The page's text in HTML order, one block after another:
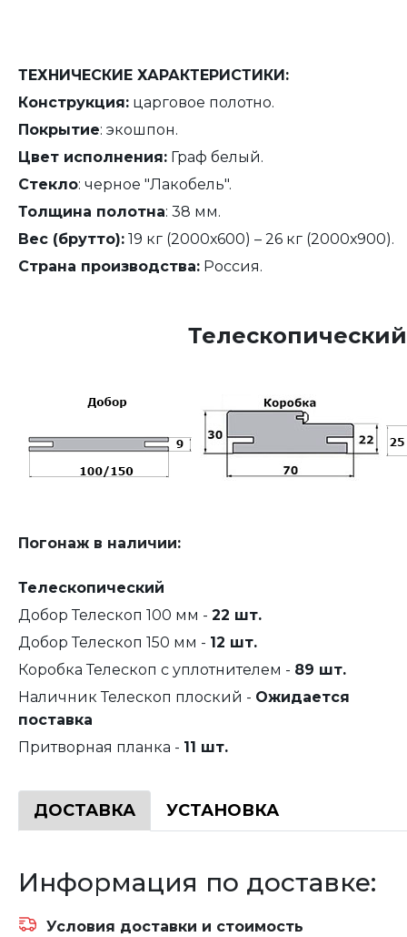
ТЕХНИЧЕСКИЕ ХАРАКТЕРИСТИКИ:
Конструкция: царговое полотно.
Покрытие: экошпон.
Цвет исполнения: Граф белый.
Стекло: черное "Лакобель".
Толщина полотна: 38 мм.
Вес (брутто): 19 кг (2000х600) – 26 кг (2000х900).
Страна производства: Россия.
Погонаж в наличии:
Телескопический
Добор Телескоп 100 мм - 22 шт.
Добор Телескоп 150 мм - 12 шт.
Коробка Телескоп с уплотнителем - 89 шт.
Наличник Телескоп плоский - Ожидается
поставка
Притворная планка - 11 шт.
ДОСТАВКА УСТАНОВКА
Информация по доставке:
Условия доставки и стоимость